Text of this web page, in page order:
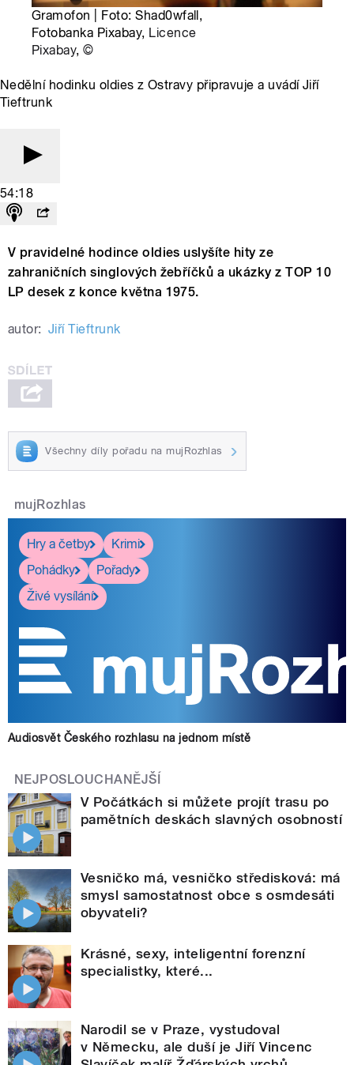
Gramofon | Foto: Shad0wfall,
Fotobanka Pixabay, Licence
Pixabay,©
Nedělní hodinku oldies z Ostravy připravuje a uvádí Jiří
Tieftrunk
54:18
V pravidelné hodince oldies uslyšíte hity ze
zahraničních singlových žebříčků a ukázky z TOP 10
LP desek z konce května 1975.
autor: Jiří Tieftrunk
Všechny díly pořadu na mujRozhlas
mujRozhlas
Hry a četby
Krimi
Pohádky
Pořady
Živé vysílání
Audiosvět Českého rozhlasu na jednom místě
NEJPOSLOUCHANĚJŠÍ
V Počátkách si můžete projít trasu po
pamětních deskách slavných osobností
Vesničko má, vesničko středisková: má
smysl samostatnost obce s osmdesáti
obyvateli?
Krásné, sexy, inteligentní forenzní
specialistky, které...
Narodil se v Praze, vystudoval
v Německu, ale duší je Jiří Vincenc